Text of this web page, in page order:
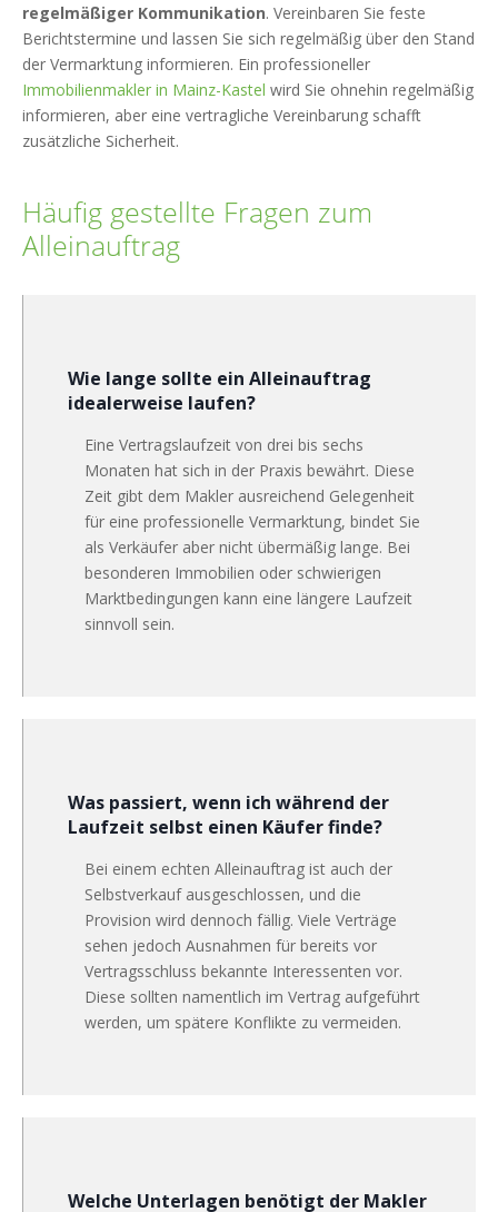
regelmäßiger Kommunikation. Vereinbaren Sie feste
Berichtstermine und lassen Sie sich regelmäßig über den Stand
der Vermarktung informieren. Ein professioneller
Immobilienmakler in Mainz-Kastel wird Sie ohnehin regelmäßig
informieren, aber eine vertragliche Vereinbarung schafft
zusätzliche Sicherheit.
Häufig gestellte Fragen zum
Alleinauftrag
Wie lange sollte ein Alleinauftrag
idealerweise laufen?
Eine Vertragslaufzeit von drei bis sechs
Monaten hat sich in der Praxis bewährt. Diese
Zeit gibt dem Makler ausreichend Gelegenheit
für eine professionelle Vermarktung, bindet Sie
als Verkäufer aber nicht übermäßig lange. Bei
besonderen Immobilien oder schwierigen
Marktbedingungen kann eine längere Laufzeit
sinnvoll sein.
Was passiert, wenn ich während der
Laufzeit selbst einen Käufer finde?
Bei einem echten Alleinauftrag ist auch der
Selbstverkauf ausgeschlossen, und die
Provision wird dennoch fällig. Viele Verträge
sehen jedoch Ausnahmen für bereits vor
Vertragsschluss bekannte Interessenten vor.
Diese sollten namentlich im Vertrag aufgeführt
werden, um spätere Konflikte zu vermeiden.
Welche Unterlagen benötigt der Makler